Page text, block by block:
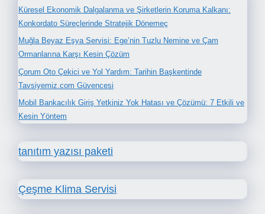
Küresel Ekonomik Dalgalanma ve Şirketlerin Koruma Kalkanı:
Konkordato Süreçlerinde Stratejik Dönemeç
Muğla Beyaz Eşya Servisi: Ege’nin Tuzlu Nemine ve Çam
Ormanlarına Karşı Kesin Çözüm
Çorum Oto Çekici ve Yol Yardım: Tarihin Başkentinde
Tavsiyemiz.com Güvencesi
Mobil Bankacılık Giriş Yetkiniz Yok Hatası ve Çözümü: 7 Etkili ve
Kesin Yöntem
tanıtım yazısı paketi
Çeşme Klima Servisi